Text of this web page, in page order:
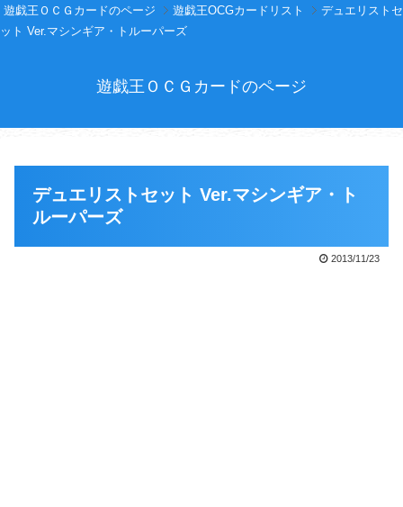
遊戯王ＯＣＧカードのページ 遊戯王OCGカードリスト
デュエリストセ
ット Ver.マシンギア・トルーパーズ
遊戯王ＯＣＧカードのページ
デュエリストセット Ver.マシンギア・ト
ルーパーズ
2013/11/23